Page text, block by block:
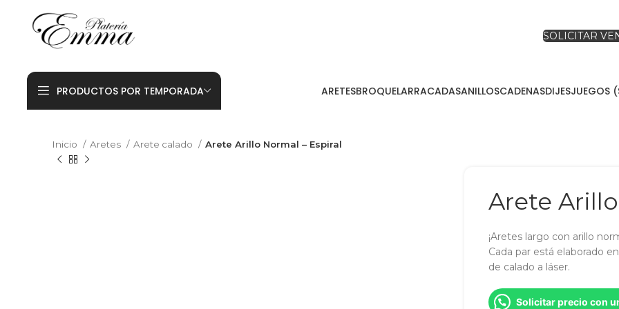
SOLICITAR
PRODUCTOS POR TEMPORADA ARETESBROQUELARRACADASANILLOSCADENASDIJESJUEGOS
Inicio Aretes Arete calado Arete Arillo Normal – Espiral
Arete
¡Aretes largo con arillo
Cada par está elaborado
de calado a láser.
Solicitar precio con